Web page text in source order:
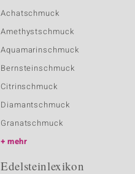
Achatschmuck
Amethystschmuck
Aquamarinschmuck
Bernsteinschmuck
Citrinschmuck
Diamantschmuck
Granatschmuck
mehr
Edelsteinlexikon